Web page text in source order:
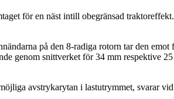
för en näst intill obegränsad
på den 8-radiga rotorn tar den
genom snittverket för34 mm respektive
avstrykarytan i lastutrymmet, svarar